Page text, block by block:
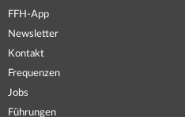
FFH-App
Newsletter
Kontakt
Frequenzen
Jobs
Führungen